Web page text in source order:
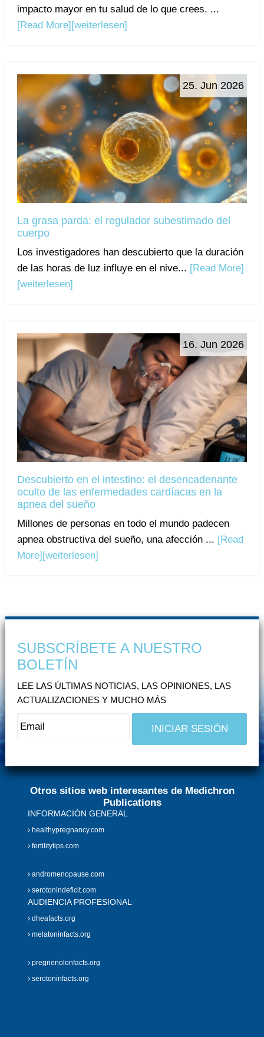
impacto mayor en tu salud de lo que crees. ...
[Read More] [weiterlesen]
25. Jun 2026
La grasa parda: el regulador subestimado del
cuerpo
Los investigadores han descubierto que la duración
de las horas de luz influye en el nive... [Read More]
[weiterlesen]
16. Jun 2026
Descubierto en el intestino: el desencadenante
oculto de las enfermedades cardíacas en la
apnea del sueño
Millones de personas en todo el mundo padecen
apnea obstructiva del sueño, una afección ... [Read
More][weiterlesen]
SUBSCRÍBETE A NUESTRO
BOLETÍN
LEE LAS ÚLTIMAS NOTICIAS, LAS OPINIONES, LAS
ACTUALIZACIONES Y MUCHO MÁS
Otros sitios web interesantes de Medichron
Publications
INFORMACIÓN GENERAL
healthypregnancy.com
fertilitytips.com
andromenopause.com
serotonindeficit.com
AUDIENCIA PROFESIONAL
dheafacts.org
melatoninfacts.org
pregnenolonfacts.org
serotoninfacts.org